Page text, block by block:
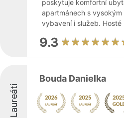
poskytuje komfortní
apartmánech s vysokým
vybavení i služeb. Hosté
9.3
Laureáti
Bouda Danielka